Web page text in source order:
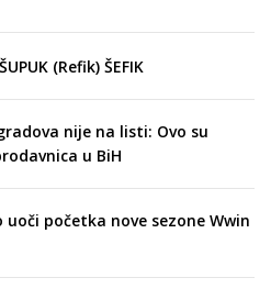
(Refik) ŠEFIK
nije na listi: Ovo su
u BiH
uoči početka nove sezone Wwin